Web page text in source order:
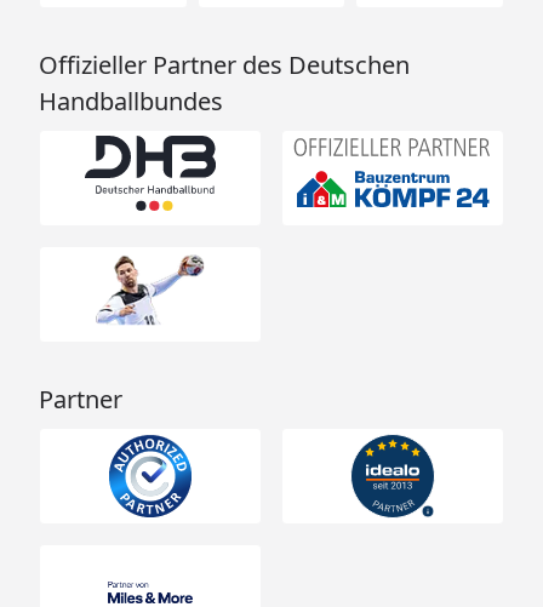
Offizieller Partner des Deutschen
Handballbundes
Partner